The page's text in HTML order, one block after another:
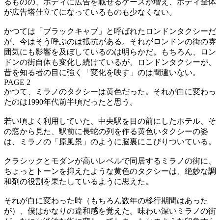
が広告塔仕立てになっているものも少なくない。
かつては「ブラックキャブ」と呼ばれたロンドンタクシーだ
が、今はそう呼ぶのは抵抗がある。それがロンドンの街の雰
囲気にも影響を及ぼしているのは明らかだ。もちろん、ロン
ドンの街自体も変化し続けているが、ロンドンタクシーが、
昔を知る者の目に強く「変化を映す」のは間違いない。
PAGE 2
かつて、ミラノのタクシーは黄色だった。それが白に変わっ
たのは1990年代前半頃だったと思う。
若い頃よく利用していた、中央駅を目の前にしたホテル、そ
の窓から見た、駅前に長蛇の列を作る黄色いタクシーの姿
は、ミラノの「原風景」のように脳裏にこびりついている。
クラシックとモダンが高いレベルで同居するミラノの街に、
ちょっとトーンを抑えたような黄色のタクシーは、絶妙な調
和剤の役割を果たしているように思えた。
それが白に変わった時（もちろん数年の移行期間はあった
が）、僕はかなりの違和感を覚えた。味わい深いミラノの街